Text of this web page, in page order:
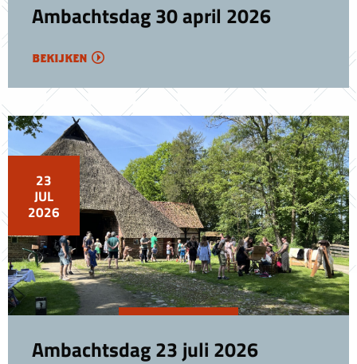
Ambachtsdag 30 april 2026
bekijken
23
JUL
2026
Ambachtsdag 23 juli 2026